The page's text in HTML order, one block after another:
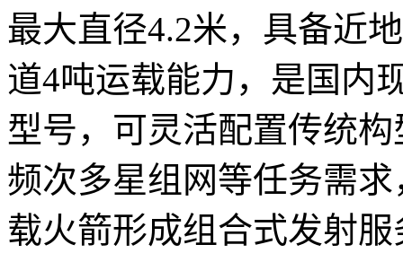
最大直径4.2米，具备近
道4吨运载能力，是国内
型号，可灵活配置传统
频次多星组网等任务需
载火箭形成组合式发射